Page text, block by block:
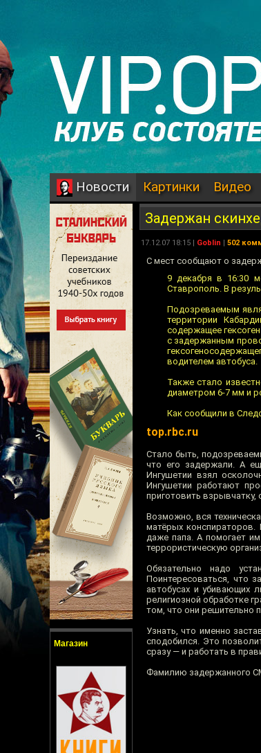
Новости Картинки Видео
Магазин
Задержан
17.12.07 18:15 | Goblin | 502
С мест сообщают о
9 декабря в 16:30
Ставрополь. В
Подозреваемым
территории
содержащее
с задержанным
водителем автобуса.
Также стало
диаметром 6-7 мм и
Как сообщили в
top.rbc.ru
Стало быть,
что его задержали. А
Ингушетии взял
Ингушетии работают
приготовить
Возможно, вся
матёрых
даже папа. А помогает
террористическую
Обязательно надо
Поинтересоваться, что
автобусах и убивающих
религиозной обработке
том, что они решительно
Узнать, что именно
сподобился. Это
сразу — и работать в
Фамилию задержанного